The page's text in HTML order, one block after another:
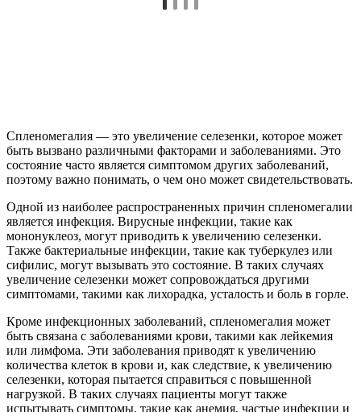
Спленомегалия — это увеличение селезенки, которое может
быть вызвано различными факторами и заболеваниями. Это
состояние часто является симптомом других заболеваний,
поэтому важно понимать, о чем оно может свидетельствовать.
Одной из наиболее распространенных причин спленомегалии
является инфекция. Вирусные инфекции, такие как
мононуклеоз, могут приводить к увеличению селезенки.
Также бактериальные инфекции, такие как туберкулез или
сифилис, могут вызывать это состояние. В таких случаях
увеличение селезенки может сопровождаться другими
симптомами, такими как лихорадка, усталость и боль в горле.
Кроме инфекционных заболеваний, спленомегалия может
быть связана с заболеваниями крови, такими как лейкемия
или лимфома. Эти заболевания приводят к увеличению
количества клеток в крови и, как следствие, к увеличению
селезенки, которая пытается справиться с повышенной
нагрузкой. В таких случаях пациенты могут также
испытывать симптомы, такие как анемия, частые инфекции и